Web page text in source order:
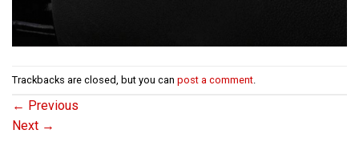
Trackbacks are closed, but you can post a comment
← Previous
Next →